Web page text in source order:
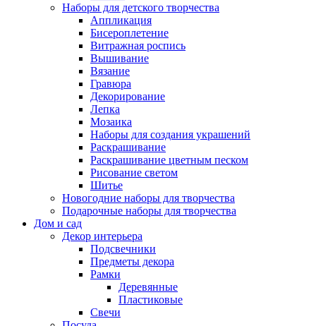
Наборы для детского творчества
Аппликация
Бисероплетение
Витражная роспись
Вышивание
Вязание
Гравюра
Декорирование
Лепка
Мозаика
Наборы для создания украшений
Раскрашивание
Раскрашивание цветным песком
Рисование светом
Шитье
Новогодние наборы для творчества
Подарочные наборы для творчества
Дом и сад
Декор интерьера
Подсвечники
Предметы декора
Рамки
Деревянные
Пластиковые
Свечи